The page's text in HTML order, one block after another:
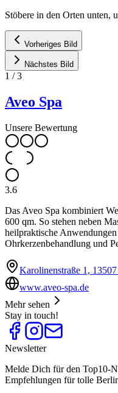
Stöbere in den Orten unten,
Vorheriges Bild
Nächstes Bild
1 /3
Aveo Spa
Unsere Bewertung
3.6
Das Aveo Spa kombiniert
600 qm. So stehen neben
heilpraktische
Ohrkerzenbehandlung und
Karolinenstraße 1,
www.aveo-spa.de
Mehr sehen
Stay in touch!
Newsletter
Melde Dich für den Top10-
Empfehlungen für tolle